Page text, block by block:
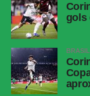
Share
gols